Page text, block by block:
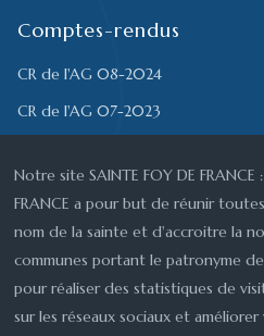
Comptes-rendus
CR de l'AG 08-2024
CR de l'AG 07-2023
CR de l'AG 08-2022
CR du 21-08-2021
CR du 10-10-2020
Notre site SAINTE FOY DE FRANCE
FRANCE a pour but de réunir
nom de la sainte et d'accroitre la
communes portant le patronyme
pour réaliser des statistiques de
sur les réseaux sociaux et